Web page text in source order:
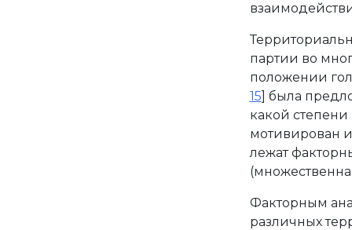
партии во
положении
15] была
какой
мотивирован
лежат
Факторным
различных